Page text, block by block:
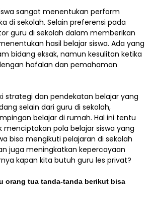
sangat menentukan perform
di sekolah. Selain preferensi pada
guru di sekolah dalam memberikan
hasil belajar siswa. Ada yang
bidang eksak, namun kesulitan ketika
hafalan dan pemahaman
strategi dan pendekatan belajar yang
selain dari guru di sekolah,
belajar di rumah. Hal ini tentu
menciptakan pola belajar siswa yang
bisa mengikuti pelajaran di sekolah
juga meningkatkan kepercayaan
kapan kita butuh guru les privat?
orang tua tanda-tanda berikut bisa